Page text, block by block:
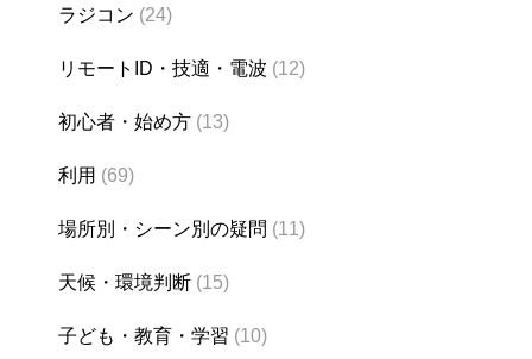
ラジコン (24)
リモートID・技適・電波 (12)
初心者・始め方 (13)
利用 (69)
場所別・シーン別の疑問 (11)
天候・環境判断 (15)
子ども・教育・学習 (10)